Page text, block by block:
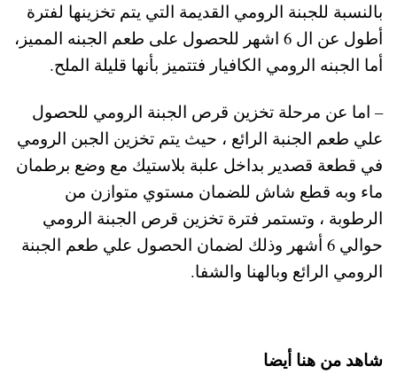
بالنسبة للجبنة الرومي القديمة التي يتم تخزينها لفترة
أطول عن ال 6 اشهر للحصول على طعم الجبنه المميز،
أما الجبنه الرومي الكافيار فتتميز بأنها قليلة الملح.
– اما عن مرحلة تخزين قرص الجبنة الرومي للحصول
علي طعم الجنبة الرائع ، حيث يتم تخزين الجبن الرومي
في قطعة قصدير بداخل علبة بلاستيك مع وضع برطمان
ماء وبه قطع شاش للضمان مستوي متوازن من
الرطوبة ، وتستمر فترة تخزين قرص الجبنة الرومي
حوالي 6 أشهر وذلك لضمان الحصول علي طعم الجبنة
الرومي الرائع وبالهنا والشفا.
شاهد من هنا أيضا